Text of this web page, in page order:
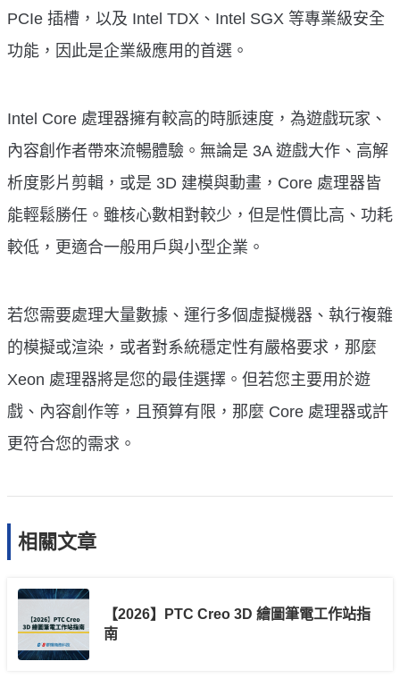
PCIe 插槽，以及 Intel TDX、Intel SGX 等專業級安全
功能，因此是企業級應用的首選。
Intel Core 處理器擁有較高的時脈速度，為遊戲玩家、
內容創作者帶來流暢體驗。無論是 3A 遊戲大作、高解
析度影片剪輯，或是 3D 建模與動畫，Core 處理器皆
能輕鬆勝任。雖核心數相對較少，但是性價比高、功耗
較低，更適合一般用戶與小型企業。
若您需要處理大量數據、運行多個虛擬機器、執行複雜
的模擬或渲染，或者對系統穩定性有嚴格要求，那麼
Xeon 處理器將是您的最佳選擇。但若您主要用於遊
戲、內容創作等，且預算有限，那麼 Core 處理器或許
更符合您的需求。
相關文章
【2026】PTC Creo 3D 繪圖筆電工作站指
南